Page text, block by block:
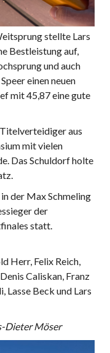
stellte Lars
Bestleistung auf,
und auch
einen neuen
mit 45,87 eine gute
aus
mit vielen
Das Schuldorf holte
der Max Schmeling
der
statt.
Herr, Felix Reich,
Caliskan, Franz
Lasse Beck und Lars
Dieter Möser